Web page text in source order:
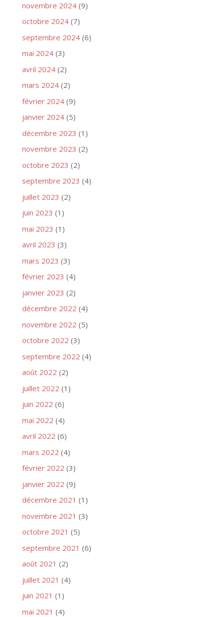
novembre 2024(9)
octobre 2024(7)
septembre 2024(6)
mai 2024(3)
avril 2024(2)
mars 2024(2)
février 2024(9)
janvier 2024(5)
décembre 2023 (1)
novembre 2023 (2)
octobre 2023 (2)
septembre 2023 (4)
juillet 2023 (2)
juin 2023 (1)
mai 2023 (1)
avril 2023 (3)
mars 2023 (3)
février 2023 (4)
janvier 2023 (2)
décembre 2022 (4)
novembre 2022 (5)
octobre 2022 (3)
septembre 2022 (4)
août 2022 (2)
juillet 2022 (1)
juin 2022 (6)
mai 2022 (4)
avril 2022 (6)
mars 2022 (4)
février 2022 (3)
janvier 2022 (9)
décembre 2021 (1)
novembre 2021 (3)
octobre 2021 (5)
septembre 2021 (6)
août 2021 (2)
juillet 2021 (4)
juin 2021 (1)
mai 2021 (4)